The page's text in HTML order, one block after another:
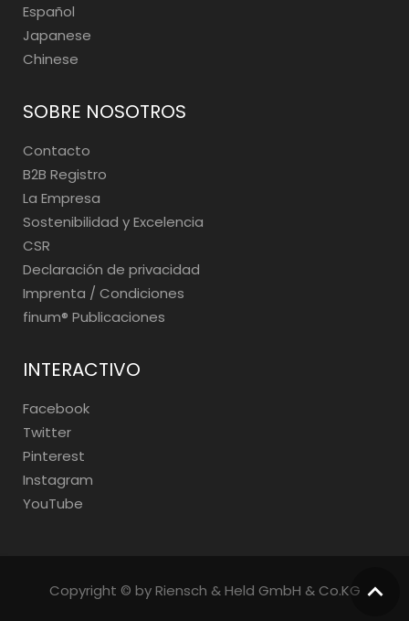
Español
Japanese
Chinese
SOBRE NOSOTROS
Contacto
B2B Registro
La Empresa
Sostenibilidad y Excelencia
CSR
Declaración de privacidad
Imprenta / Condiciones
finum®️ Publicaciones
INTERACTIVO
Facebook
Twitter
Pinterest
Instagram
YouTube
Copyright © by Riensch & Held GmbH & Co.KG